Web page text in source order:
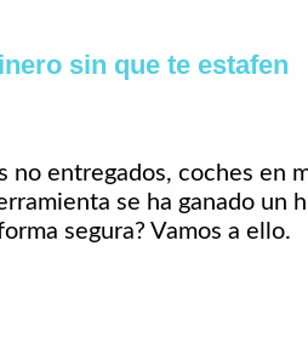
sin que te estafen
entregados, coches en
se ha ganado un
segura? Vamos a ello.